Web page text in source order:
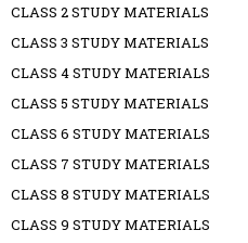
CLASS 2 STUDY MATERIALS
CLASS 3 STUDY MATERIALS
CLASS 4 STUDY MATERIALS
CLASS 5 STUDY MATERIALS
CLASS 6 STUDY MATERIALS
CLASS 7 STUDY MATERIALS
CLASS 8 STUDY MATERIALS
CLASS 9 STUDY MATERIALS